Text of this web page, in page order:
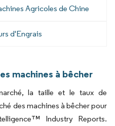
Agricoles de Chine
d'Engrais
machines à bêcher
la taille et le taux de
des machines à bêcher pour
Industry Reports.